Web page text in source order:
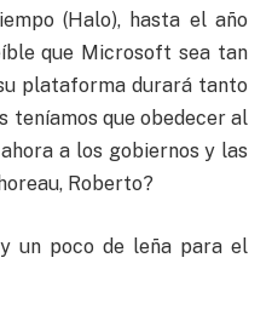
(Halo), hasta el año
que Microsoft sea tan
plataforma durará tanto
teníamos que obedecer al
a los gobiernos y las
Roberto?
un poco de leña para el